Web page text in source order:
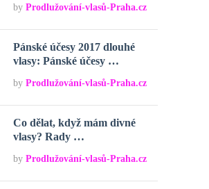
byProdlužování-vlasů-Praha.cz
Pánské účesy 2017 dlouhé
vlasy: Pánské účesy …
byProdlužování-vlasů-Praha.cz
Co dělat, když mám divné
vlasy? Rady …
byProdlužování-vlasů-Praha.cz